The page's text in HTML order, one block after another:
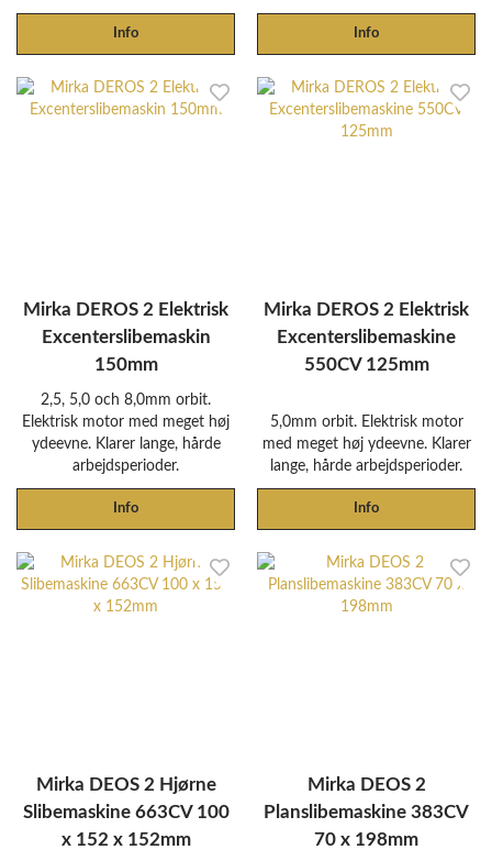
Info Info
Mirka DEROS 2 Elektrisk
Excenterslibemaskin
150mm
2,5, 5,0 och 8,0mm orbit.
Elektrisk motor med meget høj
ydeevne. Klarer lange, hårde
arbejdsperioder.
Info
Mirka DEROS 2 Elektrisk
Excenterslibemaskine
550CV 125mm
5,0mm orbit. Elektrisk motor
med meget høj ydeevne. Klarer
lange, hårde arbejdsperioder.
Info
Mirka DEOS 2 Hjørne
Slibemaskine 663CV 100
x 152 x 152mm
Mirka DEOS 2
Planslibemaskine 383CV
70 x 198mm